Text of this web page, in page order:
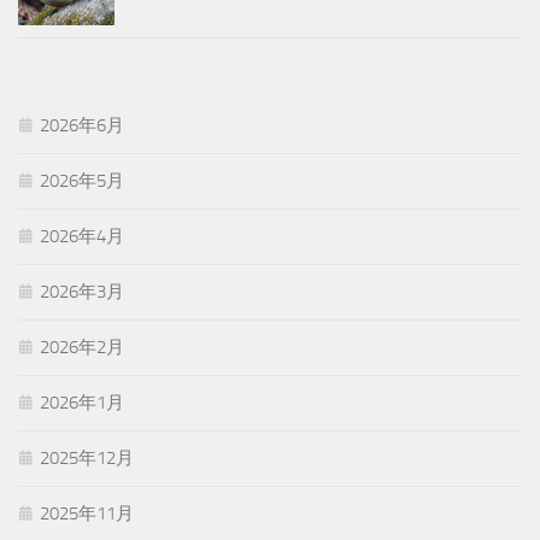
2026年6月
2026年5月
2026年4月
2026年3月
2026年2月
2026年1月
2025年12月
2025年11月